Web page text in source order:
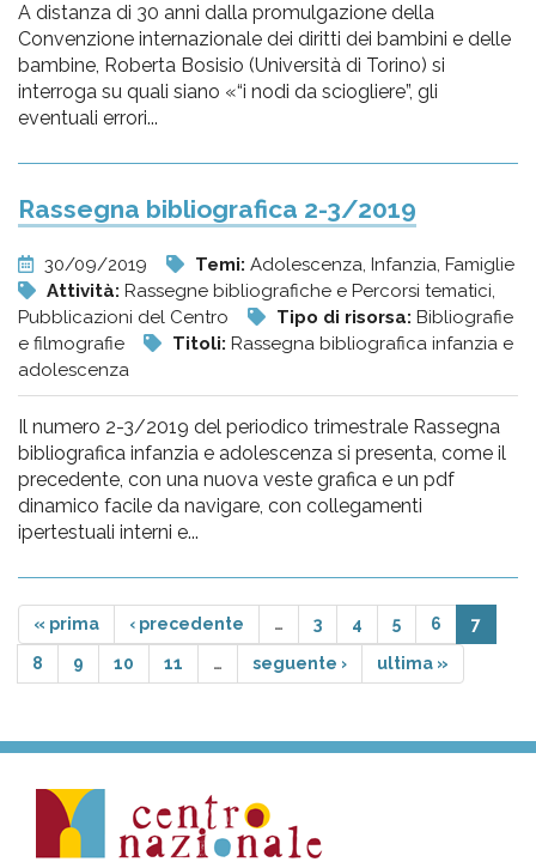
A distanza di 30 anni dalla promulgazione della
Convenzione internazionale dei diritti dei bambini e delle
bambine, Roberta Bosisio (Università di Torino) si
interroga su quali siano «“i nodi da sciogliere”, gli
eventuali errori...
Rassegna bibliografica 2-3/2019
30/09/2019 Temi: Adolescenza, Infanzia, Famiglie
Attività: Rassegne bibliografiche e Percorsi tematici,
Pubblicazioni del Centro
Tipo di risorsa: Bibliografie
e filmografie
Titoli: Rassegna bibliografica infanzia e
adolescenza
Il numero 2-3/2019 del periodico trimestrale Rassegna
bibliografica infanzia e adolescenza si presenta, come il
precedente, con una nuova veste grafica e un pdf
dinamico facile da navigare, con collegamenti
ipertestuali interni e...
« prima ‹ precedente … 3 4 5 6 7
8 9 10 11 … seguente › ultima »